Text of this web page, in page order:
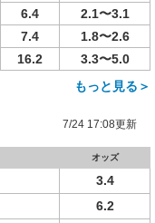
6.4
2.1〜3.1
7.4
1.8〜2.6
16.2
3.3〜5.0
もっと見る＞
7/24 17:08更新
オッズ
3.4
6.2